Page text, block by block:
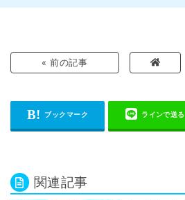
« 前の記事
関連記事